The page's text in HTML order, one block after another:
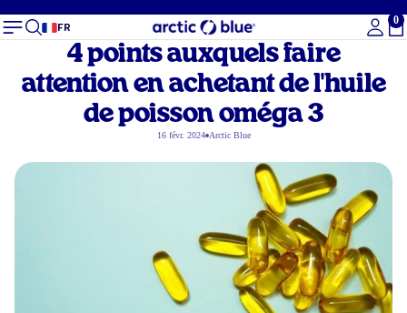
FR
0
4 points auxquels faire
attention en achetant de l'huile
de poisson oméga 3
16 févr. 2024 Arctic Blue